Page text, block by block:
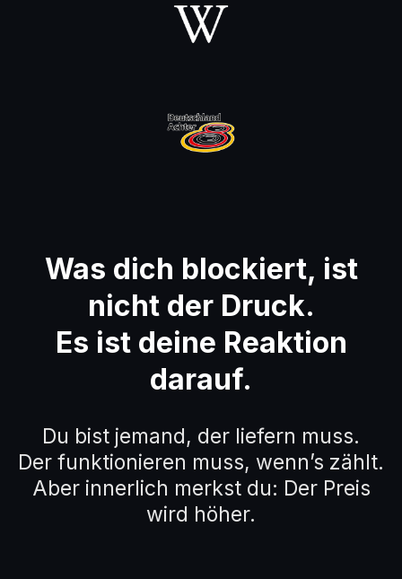
Was dich blockiert, ist
nicht der Druck.
Es ist deine Reaktion
darauf.
Du bist jemand, der liefern muss.
Der funktionieren muss, wenn’s zählt.
Aber innerlich merkst du: Der Preis
wird höher.